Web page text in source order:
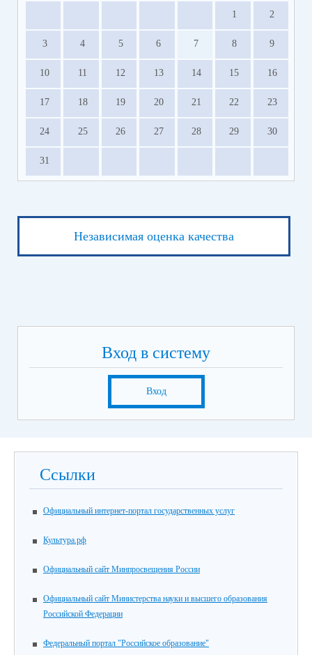
1 2
3 4 5 6 7 8 9
10 11 12 13 14 15 16
17 18 19 20 21 22 23
24 25 26 27 28 29 30
31
Независимая оценка качества
Вход в систему
Вход
Ссылки
Официальный интернет-портал государственных услуг
Культура.рф
Официальный сайт Минпросвещения России
Официальный сайт Министерства науки и высшего образования
Российской Федерации
Федеральный портал "Российское образование"